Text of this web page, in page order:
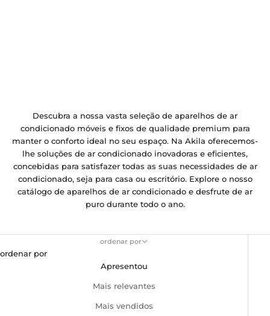
Descubra a nossa vasta seleção de aparelhos de ar
condicionado móveis e fixos de qualidade premium para
manter o conforto ideal no seu espaço. Na Akila oferecemos-
lhe soluções de ar condicionado inovadoras e eficientes,
concebidas para satisfazer todas as suas necessidades de ar
condicionado, seja para casa ou escritório. Explore o nosso
catálogo de aparelhos de ar condicionado e desfrute de ar
puro durante todo o ano.
ordenar por
ordenar por
Apresentou
Mais relevantes
Mais vendidos